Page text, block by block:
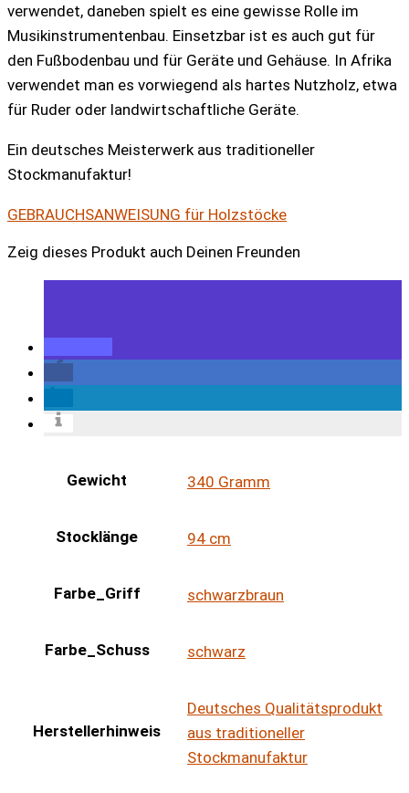
verwendet, daneben spielt es eine gewisse Rolle im
Musikinstrumentenbau. Einsetzbar ist es auch gut für
den Fußbodenbau und für Geräte und Gehäuse. In Afrika
verwendet man es vorwiegend als hartes Nutzholz, etwa
für Ruder oder landwirtschaftliche Geräte.
Ein deutsches Meisterwerk aus traditioneller
Stockmanufaktur!
GEBRAUCHSANWEISUNG für Holzstöcke
Zeig dieses Produkt auch Deinen Freunden
Gewicht 340 Gramm
Stocklänge 94 cm
Farbe_Griff schwarzbraun
Farbe_Schuss schwarz
Herstellerhinweis
Deutsches Qualitätsprodukt
aus traditioneller
Stockmanufaktur